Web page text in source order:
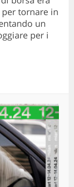
tornare in
un
per i